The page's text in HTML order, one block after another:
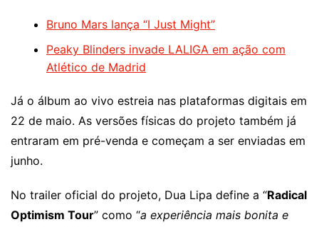
Bruno Mars lança “I Just Might”
Peaky Blinders invade LALIGA em ação com
Atlético de Madrid
Já o álbum ao vivo estreia nas plataformas digitais em
22 de maio. As versões físicas do projeto também já
entraram em pré-venda e começam a ser enviadas em
junho.
No trailer oficial do projeto, Dua Lipa define a “Radical
Optimism Tour” como “a experiência mais bonita e